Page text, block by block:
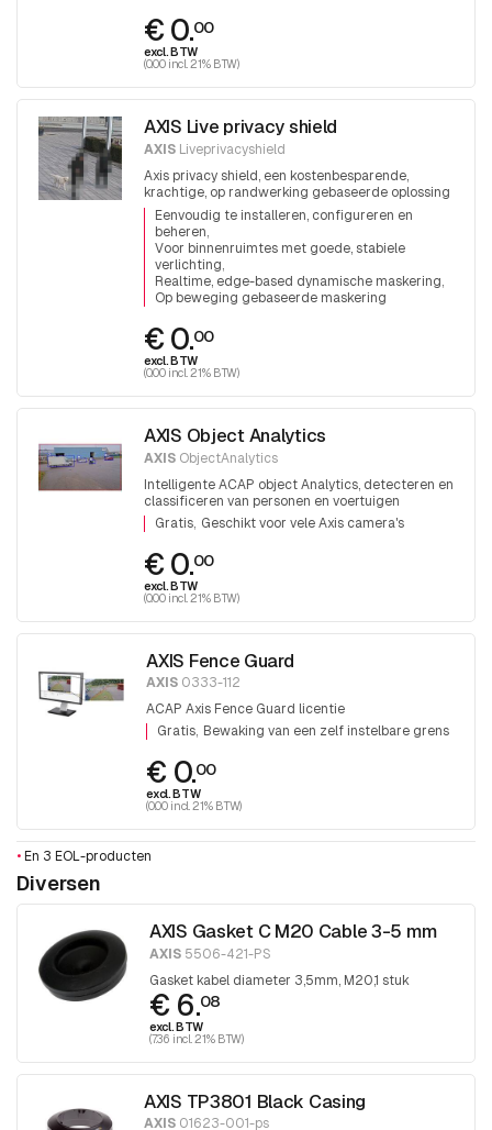
€ 0.00
excl. BTW
(0.00 incl. 21% BTW)
AXIS Live privacy shield
AXIS Liveprivacyshield
Axis privacy shield, een kostenbesparende,
krachtige, op randwerking gebaseerde oplossing
om privacy te beschermen.
Eenvoudig te installeren, configureren en
beheren
Voor binnenruimtes met goede, stabiele
verlichting
Realtime, edge-based dynamische maskering
Op beweging gebaseerde maskering
€ 0.00
excl. BTW
(0.00 incl. 21% BTW)
AXIS Object Analytics
AXIS ObjectAnalytics
Intelligente ACAP object Analytics, detecteren en
classificeren van personen en voertuigen
Gratis Geschikt voor vele Axis camera's
€ 0.00
excl. BTW
(0.00 incl. 21% BTW)
AXIS Fence Guard
AXIS 0333-112
ACAP Axis Fence Guard licentie
Gratis Bewaking van een zelf instelbare grens
€ 0.00
excl. BTW
(0.00 incl. 21% BTW)
• En 3 EOL-producten
Diversen
AXIS Gasket C M20 Cable 3-5 mm
AXIS5506-421-PS
Gasket kabel diameter 3,5mm, M20,1 stuk
€ 6.08
excl. BTW
(7.36 incl. 21% BTW)
AXIS TP3801 Black Casing
AXIS 01623-001-ps